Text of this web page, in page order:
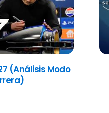
27 (Análisis Modo